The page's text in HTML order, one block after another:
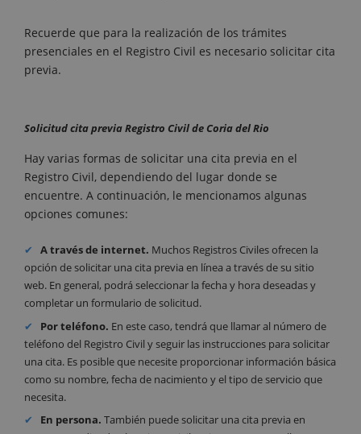
Recuerde que para la realización de los trámites
presenciales en el Registro Civil es necesario solicitar cita
previa.
Solicitud cita previa Registro Civil de Coria del Rio
Hay varias formas de solicitar una cita previa en el
Registro Civil, dependiendo del lugar donde se
encuentre. A continuación, le mencionamos algunas
opciones comunes:
A través de internet. Muchos Registros Civiles ofrecen la
opción de solicitar una cita previa en línea a través de su sitio
web. En general, podrá seleccionar la fecha y hora deseadas y
completar un formulario de solicitud.
Por teléfono. En este caso, tendrá que llamar al número de
teléfono del Registro Civil y seguir las instrucciones para solicitar
una cita. Es posible que necesite proporcionar información básica
como su nombre, fecha de nacimiento y el tipo de servicio que
necesita.
En persona. También puede solicitar una cita previa en